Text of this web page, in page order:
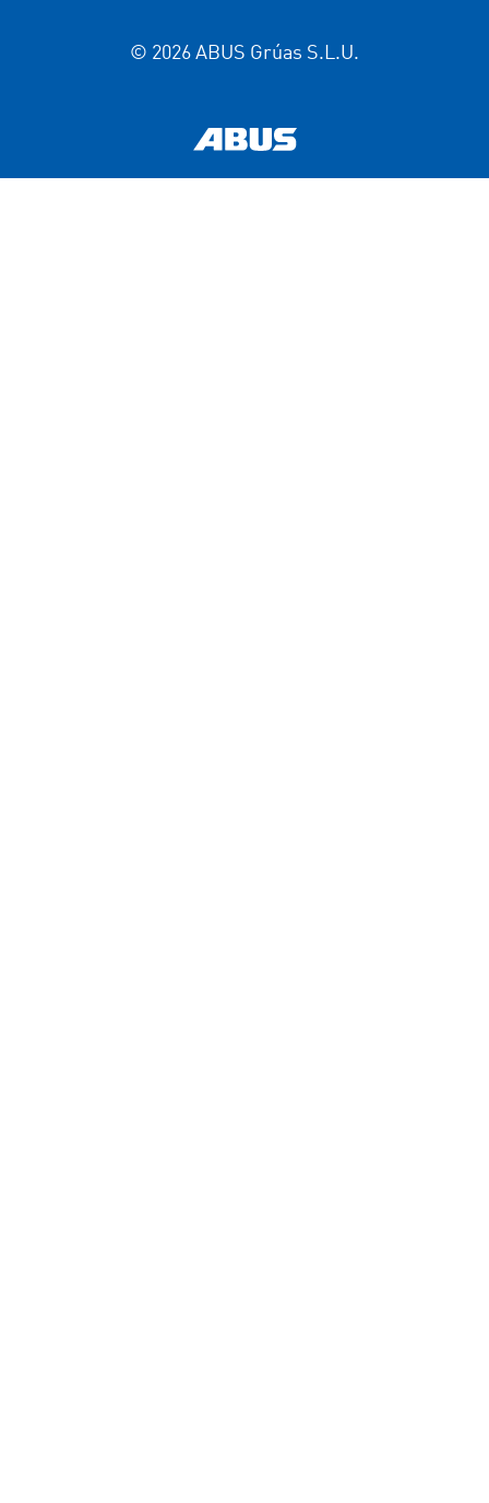
© 2026 ABUS Grúas S.L.U.